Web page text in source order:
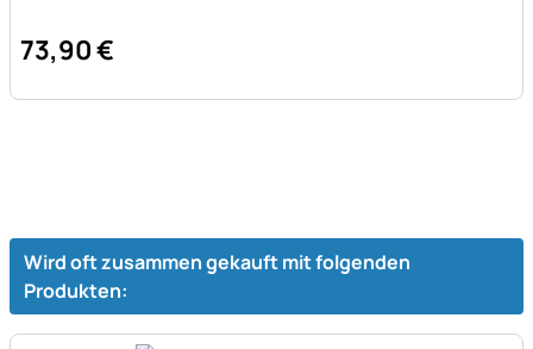
73,90€
Wird oft zusammen gekauft mit folgenden
Produkten: